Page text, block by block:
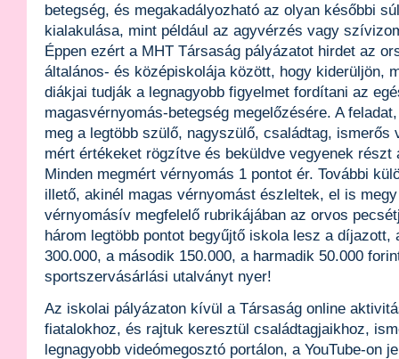
betegség, és megakadályozható az olyan későbbi
kialakulása, mint például az agyvérzés vagy
Éppen ezért a MHT Társaság pályázatot hirdet az
általános- és középiskolája között, hogy kiderüljön,
diákjai tudják a legnagyobb figyelmet fordítani az
magasvérnyomás-betegség megelőzésére. A
meg a legtöbb szülő, nagyszülő, családtag, ismerős
mért értékeket rögzítve és beküldve vegyenek részt
Minden megmért vérnyomás 1 pontot ér. További
illető, akinél magas vérnyomást észleltek, el is
vérnyomásív megfelelő rubrikájában az orvos
három legtöbb pontot begyűjtő iskola lesz a díjazott,
300.000, a második 150.000, a harmadik 50.000
sportszervásárlási utalványt nyer!
Az iskolai pályázaton kívül a Társaság online
fiatalokhoz, és rajtuk keresztül családtagjaikhoz,
legnagyobb videómegosztó portálon, a YouTube-on